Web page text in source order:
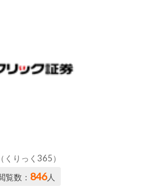
りっく365）
数： 846人